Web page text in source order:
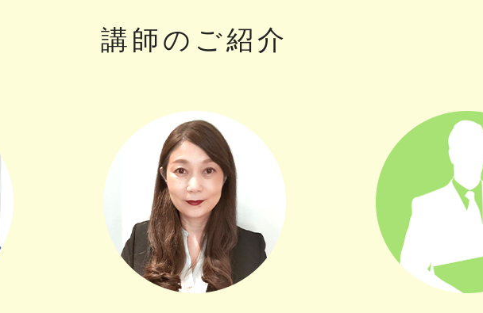
講師のご紹介